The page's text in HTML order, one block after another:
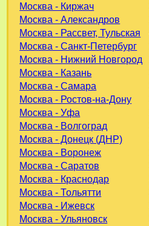
Москва - Киржач
Москва - Александров
Москва - Рассвет, Тульская
Москва - Санкт-Петербург
Москва - Нижний Новгород
Москва - Казань
Москва - Самара
Москва - Ростов-на-Дону
Москва - Уфа
Москва - Волгоград
Москва - Донецк (ДНР)
Москва - Воронеж
Москва - Саратов
Москва - Краснодар
Москва - Тольятти
Москва - Ижевск
Москва - Ульяновск